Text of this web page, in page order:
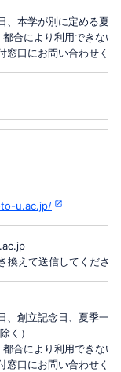
、本学が別に定める夏
合により利用できない
口にお問い合わせく
u.ac.jp/
換えて送信してくださ
、創立記念日、夏季一
く）
合により利用できない
口にお問い合わせく